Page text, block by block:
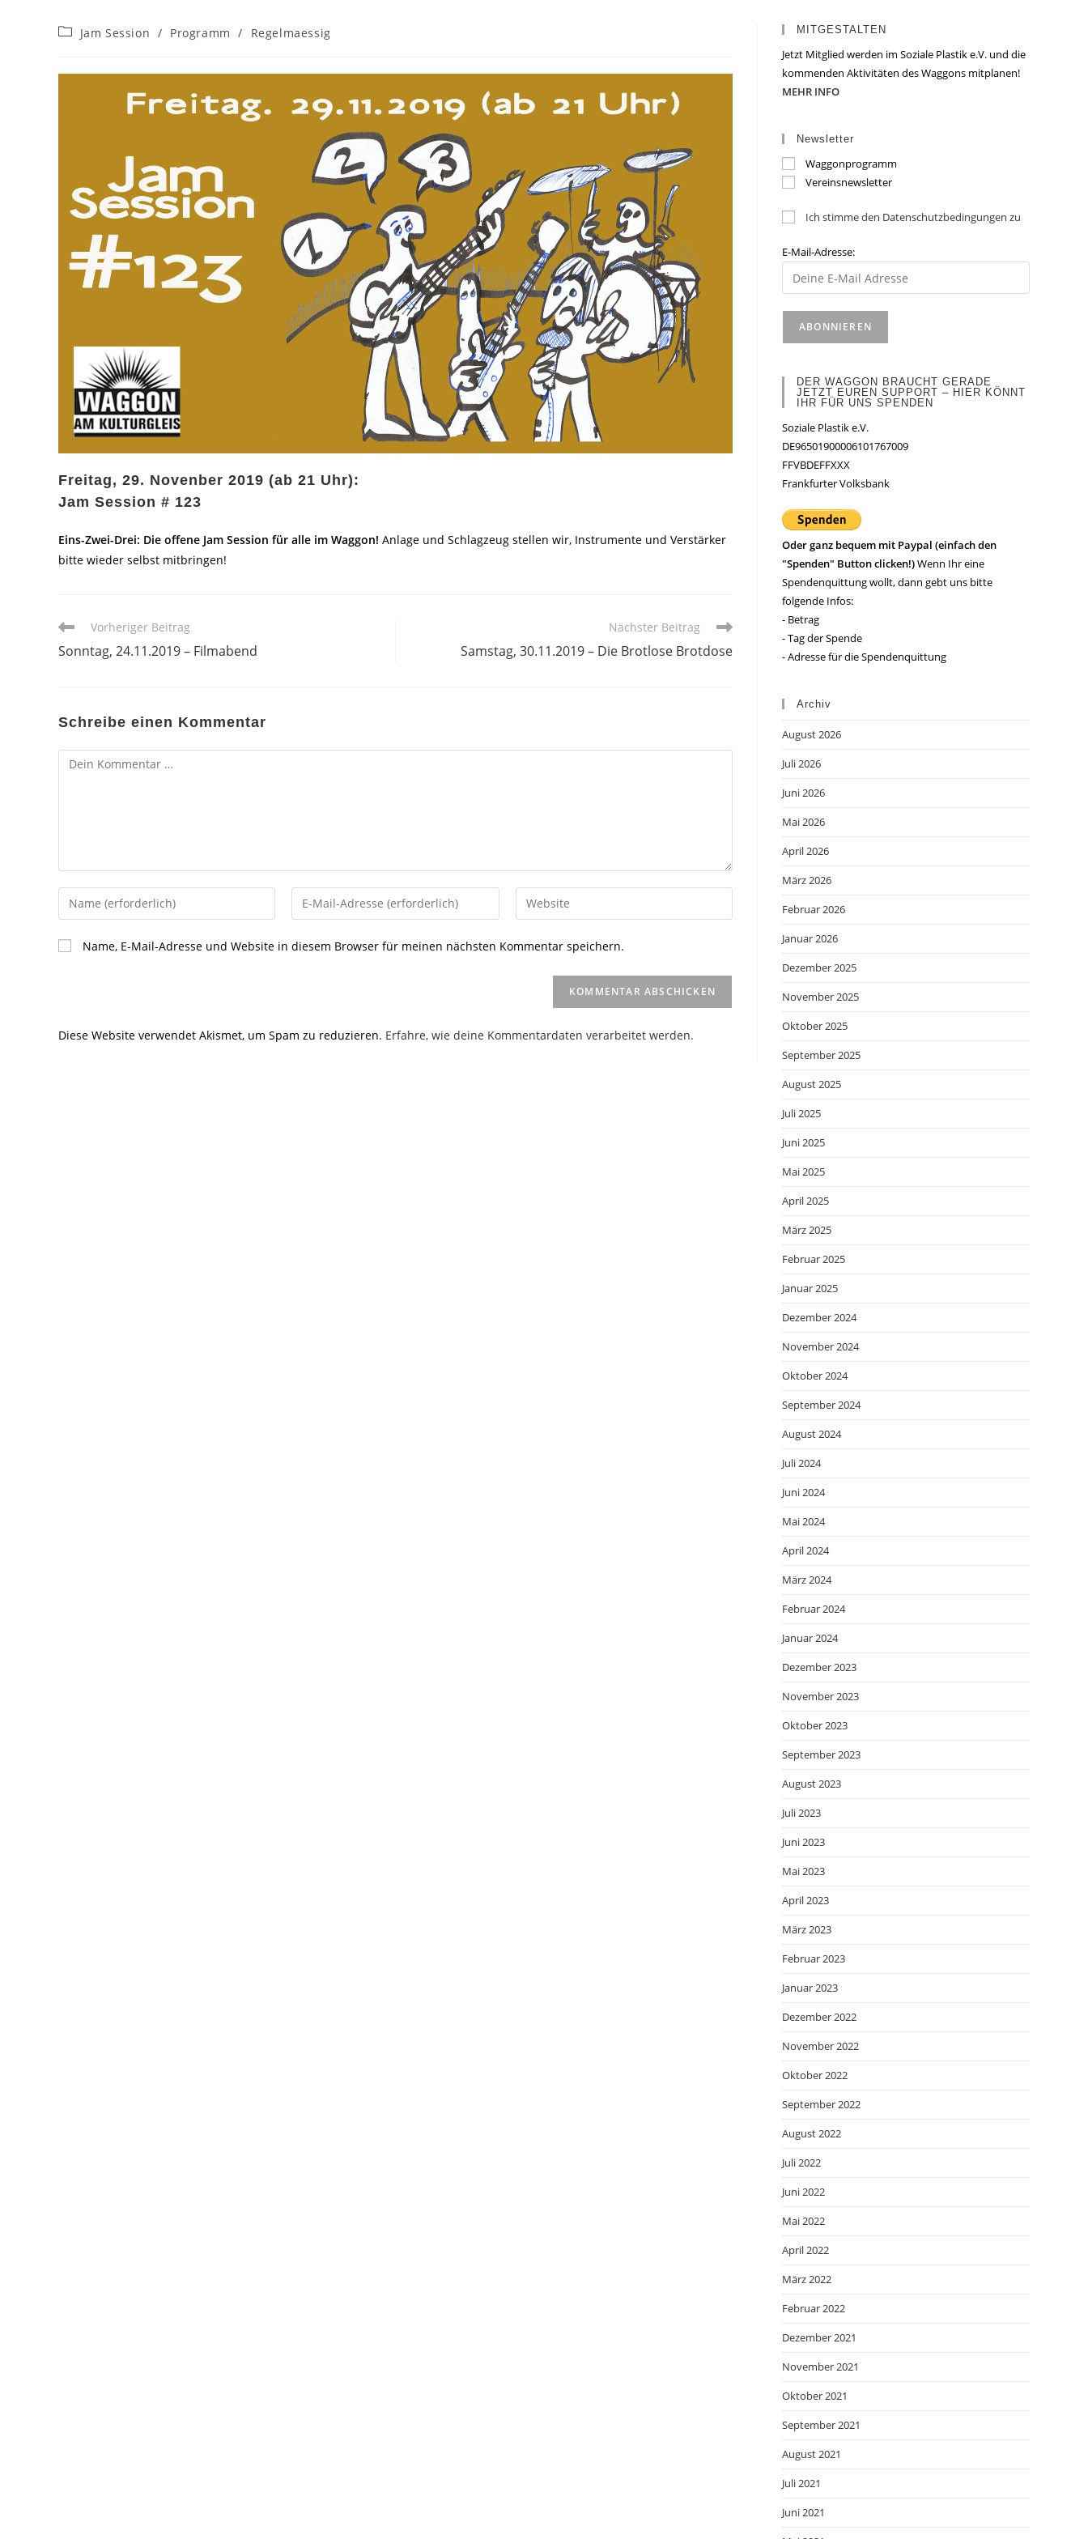
Beitrags-
Jam Session / Programm / Regelmaessig
Freitag, 29. Novenber 2019 (ab 21 Uhr):
Jam Session # 123
Eins-Zwei-Drei: Die offene Jam Session für alle im Waggon! Anlage und Schlagzeug stellen wir, Instrumente und Verstärker
bitte wieder selbst mitbringen!
Weitere
ansehen
Vorheriger Beitrag
Sonntag, 24.11.2019 – Filmabend
Nächster Beitrag
Samstag, 30.11.2019 – Die Brotlose Brotdose
Schreibe einen Kommentar
Kommentar
Gib
deinen
Namen
oder
ein
Gib
deine
ein
Gib
deine
Name, E-Mail-Adresse und Website in diesem Browser für meinen nächsten Kommentar speichern.
Diese Website verwendet Akismet, um Spam zu reduzieren. Erfahre, wie deine Kommentardaten verarbeitet werden.
MITGESTALTEN
Jetzt Mitglied werden im Soziale Plastik e.V. und die
kommenden Aktivitäten des Waggons mitplanen!
MEHR INFO
Newsletter
Waggonprogramm
Vereinsnewsletter
Ich stimme den Datenschutzbedingungen zu
E-Mail-Adresse:
DER WAGGON BRAUCHT GERADE
JETZT EUREN SUPPORT – HIER KÖNNT
IHR FÜR UNS SPENDEN
Soziale Plastik e.V.
DE96501900006101767009
FFVBDEFFXXX
Frankfurter Volksbank
Oder ganz bequem mit Paypal (einfach den
"Spenden" Button clicken!)Wenn Ihr eine
Spendenquittung wollt, dann gebt uns bitte
folgende Infos:
- Betrag
- Tag der Spende
- Adresse für die Spendenquittung
Archiv
August 2026
Juli 2026
Juni 2026
Mai 2026
April 2026
März 2026
Februar 2026
Januar 2026
Dezember 2025
November 2025
Oktober 2025
September 2025
August 2025
Juli 2025
Juni 2025
Mai 2025
April 2025
März 2025
Februar 2025
Januar 2025
Dezember 2024
November 2024
Oktober 2024
September 2024
August 2024
Juli 2024
Juni 2024
Mai 2024
April 2024
März 2024
Februar 2024
Januar 2024
Dezember 2023
November 2023
Oktober 2023
September 2023
August 2023
Juli 2023
Juni 2023
Mai 2023
April 2023
März 2023
Februar 2023
Januar 2023
Dezember 2022
November 2022
Oktober 2022
September 2022
August 2022
Juli 2022
Juni 2022
Mai 2022
April 2022
März 2022
Februar 2022
Dezember 2021
November 2021
Oktober 2021
September 2021
August 2021
Juli 2021
Juni 2021